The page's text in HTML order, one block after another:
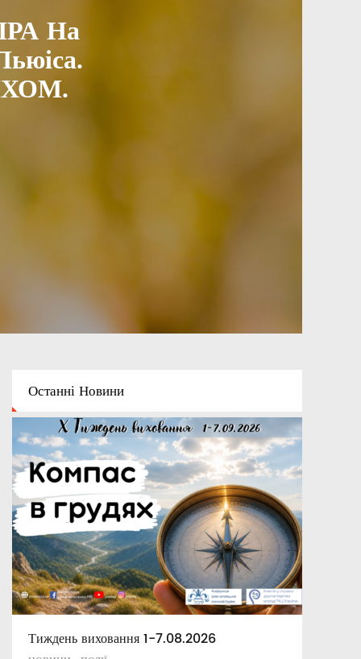
На
ОстанніНовини
Тиждень виховання 1-7.08.2026
Освітній капелан
Апостольські повчання